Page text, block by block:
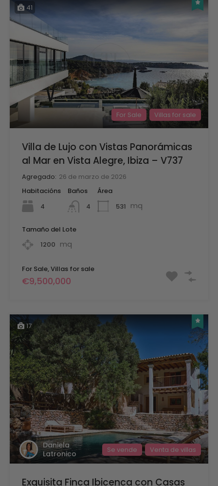
41
For Sale Villas for sale
Villa de Lujo con Vistas Panorámicas
al Mar en Vista Alegre, Ibiza – V737
Agregado: 26 de marzo de 2026
Habitacións
4
Baños
4
Área
531 mq
Tamaño del Lote
1200 mq
For Sale, Villas for sale
€9,500,000
17
Daniela
Latronico
Se vende Venta de villas
Exquisita Finca Ibicenca con Casas